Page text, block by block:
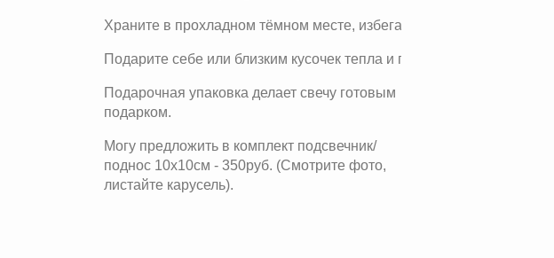
Храните в прохладном тёмном месте, избегая прямых солнечных
Подарите себе или близким кусочек тепла и природной красоты с
Подарочная упаковка делает свечу готовым
подарком.
Могу предложить в комплект подсвечник/
поднос 10х10см - 350руб. (Смотрите фото,
листайте карусель).